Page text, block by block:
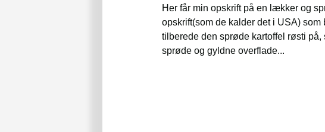
Her får min opskrift på en lækker og
opskrift(som de kalder det i USA)
tilberede den sprøde kartoffel røsti
sprøde og gyldne overflade...